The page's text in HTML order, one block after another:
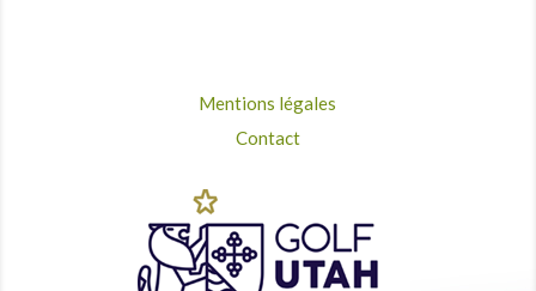
Mentions légales
Contact